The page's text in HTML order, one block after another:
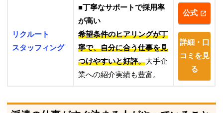
リクルート
スタッフィング
■丁寧なサポートで採用率
が高い
希望条件のヒアリングが丁
寧で、自分に合う仕事を見
つけやすいと好評。大手企
業への紹介実績も豊富。
公式
詳細・口
コミを見
る